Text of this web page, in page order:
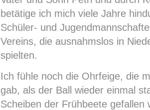
betätige ich mich viele Jahre
Schüler- und
Vereins, die ausnahmslos in
spielten.
Ich fühle noch die Ohrfeige, die
gab, als der Ball wieder einmal
Scheiben der Frühbeete gefallen